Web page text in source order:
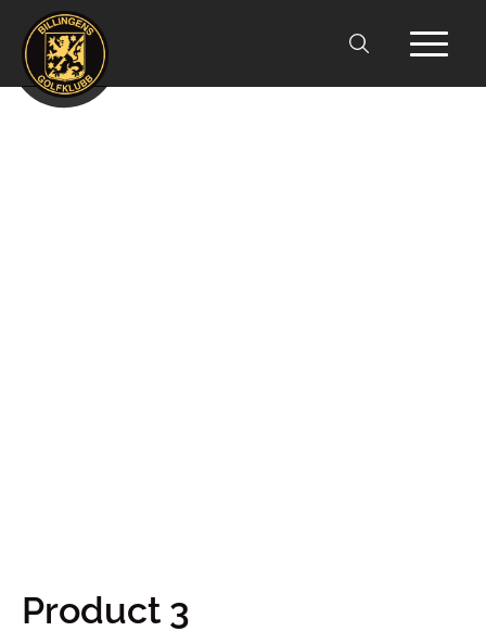
Product 3